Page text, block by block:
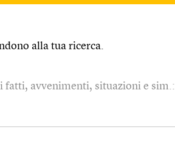
alla tua ricerca.
fatti, avvenimenti, situazioni e sim.: